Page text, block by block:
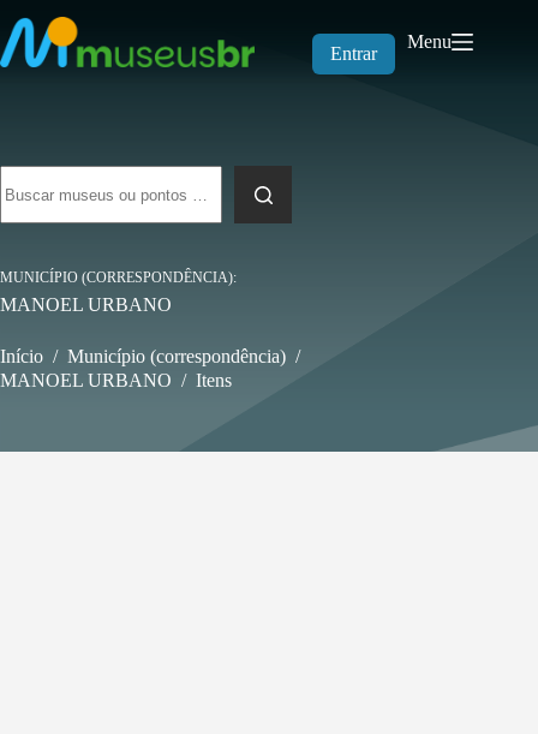
para
o
conteúdo
Entrar
Menu
resultados
MUNICÍPIO (CORRESPONDÊNCIA)
MANOEL URBANO
Início / Município (correspondência) /
MANOEL URBANO / Itens